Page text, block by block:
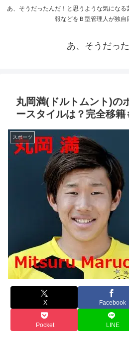
あ、そうだったんだ！と思うような気にな
報などをＢ型管理人が独自
あ、そうだった
丸岡満(ドルトムント)の
ースタイルは？完全移籍
スポーツ
X Facebook
Pocket LINE